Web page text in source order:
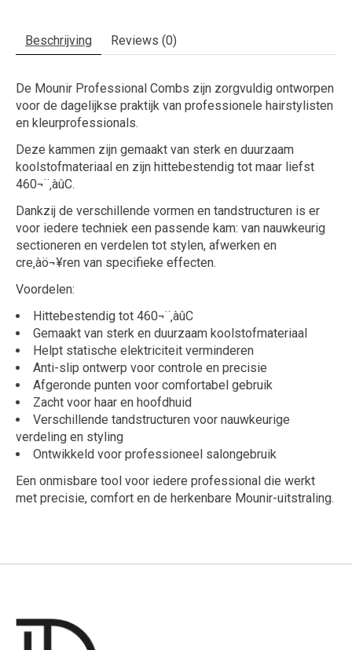
Beschrijving Reviews (0)
De Mounir Professional Combs zijn zorgvuldig ontworpen
voor de dagelijkse praktijk van professionele hairstylisten
en kleurprofessionals.
Deze kammen zijn gemaakt van sterk en duurzaam
koolstofmateriaal en zijn hittebestendig tot maar liefst
460¬¨‚àûC.
Dankzij de verschillende vormen en tandstructuren is er
voor iedere techniek een passende kam: van nauwkeurig
sectioneren en verdelen tot stylen, afwerken en
cre‚àö¬¥ren van specifieke effecten.
Voordelen:
Hittebestendig tot 460¬¨‚àûC
Gemaakt van sterk en duurzaam koolstofmateriaal
Helpt statische elektriciteit verminderen
Anti-slip ontwerp voor controle en precisie
Afgeronde punten voor comfortabel gebruik
Zacht voor haar en hoofdhuid
Verschillende tandstructuren voor nauwkeurige
verdeling en styling
Ontwikkeld voor professioneel salongebruik
Een onmisbare tool voor iedere professional die werkt
met precisie, comfort en de herkenbare Mounir-uitstraling.